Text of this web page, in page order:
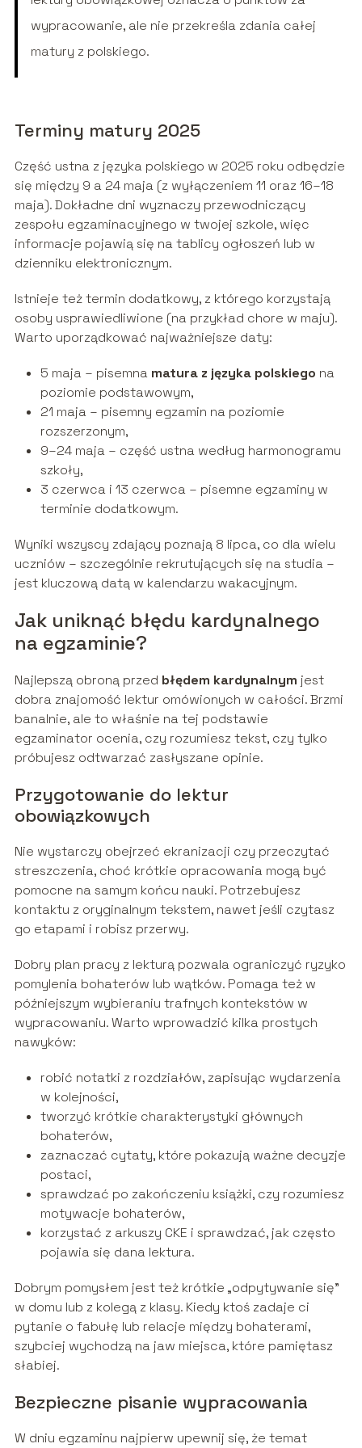
wypracowanie, ale nie przekreśla zdania całej
matury z polskiego.
Terminy matury 2025
Część ustna z języka polskiego w 2025 roku odbędzie
się między 9 a 24 maja (z wyłączeniem 11 oraz 16–18
maja). Dokładne dni wyznaczy przewodniczący
zespołu egzaminacyjnego w twojej szkole, więc
informacje pojawią się na tablicy ogłoszeń lub w
dzienniku elektronicznym.
Istnieje też termin dodatkowy, z którego korzystają
osoby usprawiedliwione (na przykład chore w maju).
Warto uporządkować najważniejsze daty:
5 maja – pisemna matura z języka polskiego na
poziomie podstawowym,
21 maja – pisemny egzamin na poziomie
rozszerzonym,
9–24 maja – część ustna według harmonogramu
szkoły,
3 czerwca i 13 czerwca – pisemne egzaminy w
terminie dodatkowym.
Wyniki wszyscy zdający poznają 8 lipca, co dla wielu
uczniów – szczególnie rekrutujących się na studia –
jest kluczową datą w kalendarzu wakacyjnym.
Jak uniknąć błędu kardynalnego
na egzaminie?
Najlepszą obroną przed błędem kardynalnym jest
dobra znajomość lektur omówionych w całości. Brzmi
banalnie, ale to właśnie na tej podstawie
egzaminator ocenia, czy rozumiesz tekst, czy tylko
próbujesz odtwarzać zasłyszane opinie.
Przygotowanie do lektur
obowiązkowych
Nie wystarczy obejrzeć ekranizacji czy przeczytać
streszczenia, choć krótkie opracowania mogą być
pomocne na samym końcu nauki. Potrzebujesz
kontaktu z oryginalnym tekstem, nawet jeśli czytasz
go etapami i robisz przerwy.
Dobry plan pracy z lekturą pozwala ograniczyć ryzyko
pomylenia bohaterów lub wątków. Pomaga też w
późniejszym wybieraniu trafnych kontekstów w
wypracowaniu. Warto wprowadzić kilka prostych
nawyków:
robić notatki z rozdziałów, zapisując wydarzenia
w kolejności,
tworzyć krótkie charakterystyki głównych
bohaterów,
zaznaczać cytaty, które pokazują ważne decyzje
postaci,
sprawdzać po zakończeniu książki, czy rozumiesz
motywacje bohaterów,
korzystać z arkuszy CKE i sprawdzać, jak często
pojawia się dana lektura.
Dobrym pomysłem jest też krótkie „odpytywanie się”
w domu lub z kolegą z klasy. Kiedy ktoś zadaje ci
pytanie o fabułę lub relacje między bohaterami,
szybciej wychodzą na jaw miejsca, które pamiętasz
słabiej.
Bezpieczne pisanie wypracowania
W dniu egzaminu najpierw upewnij się, że temat